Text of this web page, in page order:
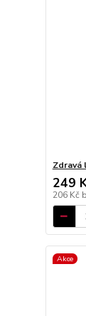
Zdravá
249
206 Kč
Akce